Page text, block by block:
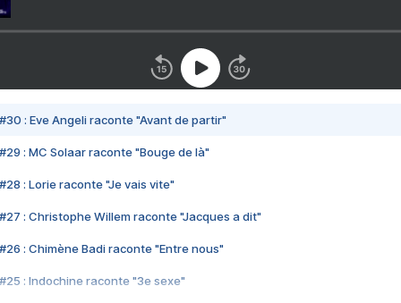
#30 : Eve Angeli raconte "Avant de partir"
#29 : MC Solaar raconte "Bouge de là"
#28 : Lorie raconte "Je vais vite"
#27 : Christophe Willem raconte "Jacques a dit"
#26 : Chimène Badi raconte "Entre nous"
#25 : Indochine raconte "3e sexe"